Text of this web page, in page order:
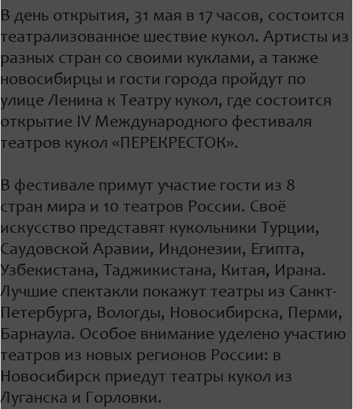
В день открытия, 31 мая в 17 часов, состоится
театрализованное шествие кукол. Артисты из
разных стран со своими куклами, а также
новосибирцы и гости города пройдут по
улице Ленина к Театру кукол, где состоится
открытие IV Международного фестиваля
театров кукол «ПЕРЕКРЕСТОК».
В фестивале примут участие гости из 8
стран мира и 10 театров России. Своё
искусство представят кукольники Турции,
Саудовской Аравии, Индонезии, Египта,
Узбекистана, Таджикистана, Китая, Ирана.
Лучшие спектакли покажут театры из Санкт-
Петербурга, Вологды, Новосибирска, Перми,
Барнаула. Особое внимание уделено участию
театров из новых регионов России: в
Новосибирск приедут театры кукол из
Луганска и Горловки.